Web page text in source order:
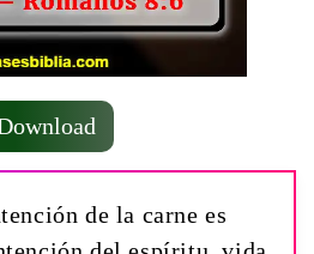
de la carne es